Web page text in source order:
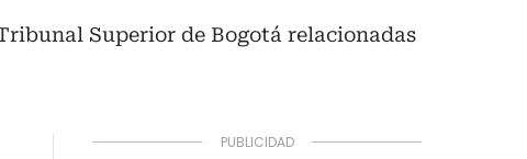
Superior de Bogotá relacionadas